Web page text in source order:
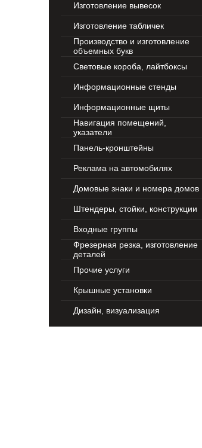
Изготовление вывесок
Изготовление табличек
Производство и изготовление
объемных букв
Световые короба, лайтбоксы
Информационные стенды
Информационные щиты
Навигация помещений,
указатели
Панель-кронштейны
Реклама на автомобилях
Домовые знаки и номера домов
Штендеры, стойки, конструкции
Входные группы
Фрезерная резка, изготовление
деталей
Прочие услуги
Крышные установки
Дизайн, визуализация